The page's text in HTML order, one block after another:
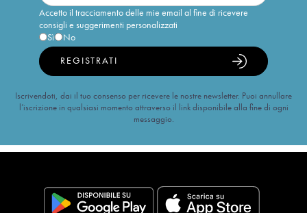
Accetto il tracciamento delle mie email al fine di ricevere
consigli e suggerimenti personalizzati
Sì
No
REGISTRATI
Iscrivendoti, dai il tuo consenso per ricevere le nostre newsletter. Puoi annullare
l’iscrizione in qualsiasi momento attraverso il link disponibile alla fine di ogni
messaggio.